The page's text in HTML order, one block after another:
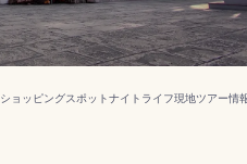
ショッピングスポットナイトライフ現地ツアー情